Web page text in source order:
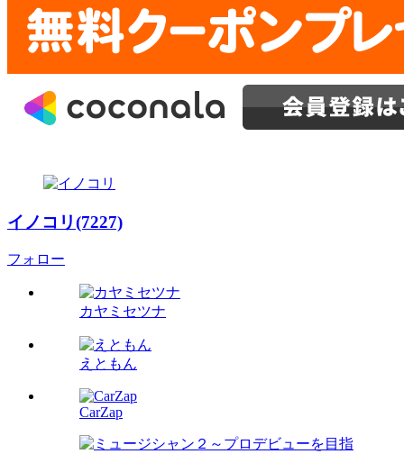
イノコリ(7227)
フォロー
カヤミセツナ
えともん
CarZap